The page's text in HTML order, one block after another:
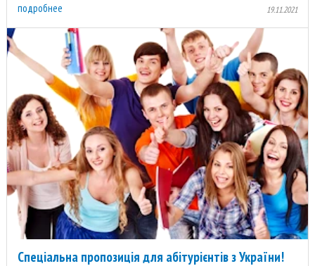
подробнее 19.11.2021
Спеціальна пропозиція для абітурієнтів з України!